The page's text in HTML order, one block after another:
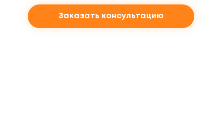
Заказать консультацию